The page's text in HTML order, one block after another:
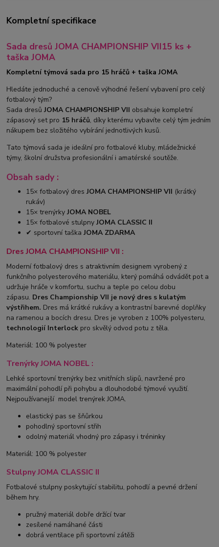
Kompletní specifikace
Sada dresů JOMA CHAMPIONSHIP VII15 ks +
taška JOMA
Kompletní týmová sada pro 15 hráčů + taška JOMA
Hledáte jednoduché a cenově výhodné řešení vybavení pro celý
fotbalový tým?
Sada dresůJOMA CHAMPIONSHIP VII obsahuje kompletní
zápasový set pro 15 hráčů, díky kterému vybavíte celý tým jedním
nákupem bez složitého vybírání jednotlivých kusů.
Tato týmová sada je ideální pro fotbalové kluby, mládežnické
týmy, školní družstva profesionální i amatérské soutěže.
Obsah sady :
15× fotbalový dresJOMA CHAMPIONSHIP VII (krátký
rukáv)
15× trenýrkyJOMA NOBEL
15× fotbalové stulpnyJOMA CLASSIC II
✔ sportovní taškaJOMA ZDARMA
Dres JOMA CHAMPIONSHIP VII :
Moderní fotbalový dres s atraktivním designem vyrobený z
funkčního polyesterového materiálu, který pomáhá odvádět pot a
udržuje hráče v komfortu, suchu a teple po celou dobu
zápasu. Dres Championship VII je nový dres s kulatým
výstřihem. Dres má krátké rukávy a kontrastní barevné doplňky
na ramenou a bocích dresu. Dres je vyroben z 100% polyesteru,
technologií Interlock pro skvělý odvod potu z těla.
Materiál: 100 % polyester
Trenýrky JOMA NOBEL :
Lehké sportovní trenýrky bez vnitřních slipů, navržené pro
maximální pohodlí při pohybu a dlouhodobé týmové využití.
Nejpoužívanejší model trenýrek JOMA.
elastický pas se šňůrkou
pohodlný sportovní střih
odolný materiál vhodný pro zápasy i tréninky
Materiál: 100 % polyester
Stulpny JOMA CLASSIC II
Fotbalové stulpny poskytující stabilitu, pohodlí a pevné držení
během hry.
pružný materiál dobře držící tvar
zesílené namáhané části
dobrá ventilace při sportovní zátěži